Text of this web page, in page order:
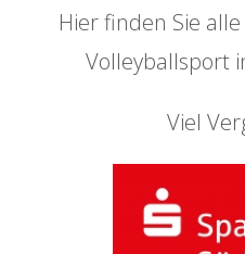
Hier finden Sie
Volleyballsport
Viel